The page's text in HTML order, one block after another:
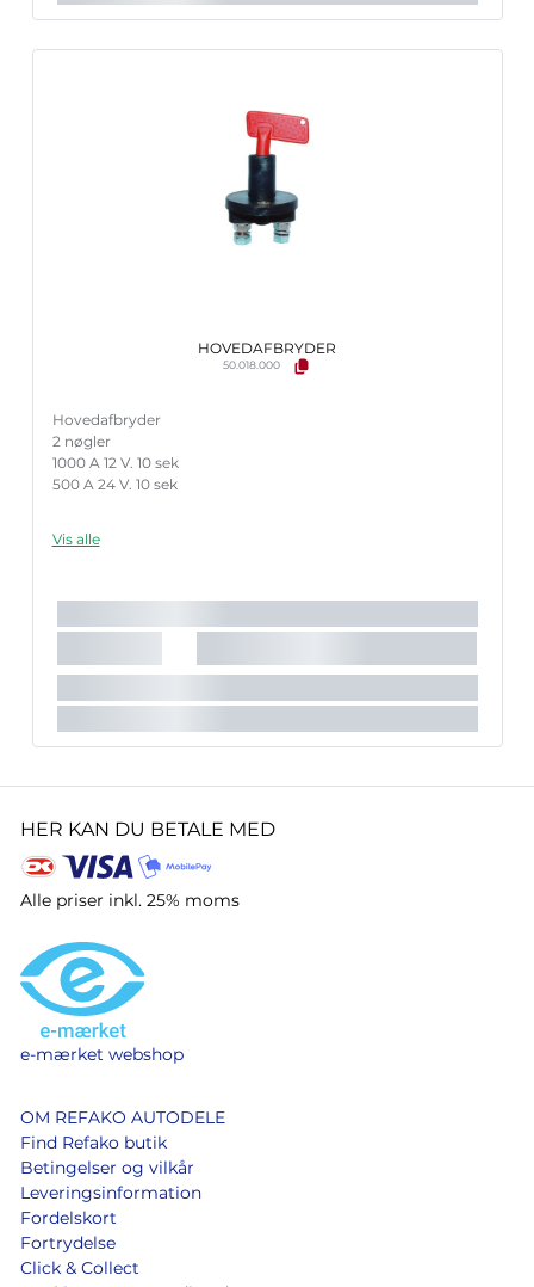
HOVEDAFBRYDER
50.018.000
Hovedafbryder
2 nøgler
1000 A 12 V. 10 sek
500 A 24 V. 10 sek
Vis alle
HER KAN DU BETALE MED
Alle priser inkl. 25% moms
e-mærket webshop
OM REFAKO AUTODELE
Find Refako butik
Betingelser og vilkår
Leveringsinformation
Fordelskort
Fortrydelse
Click & Collect